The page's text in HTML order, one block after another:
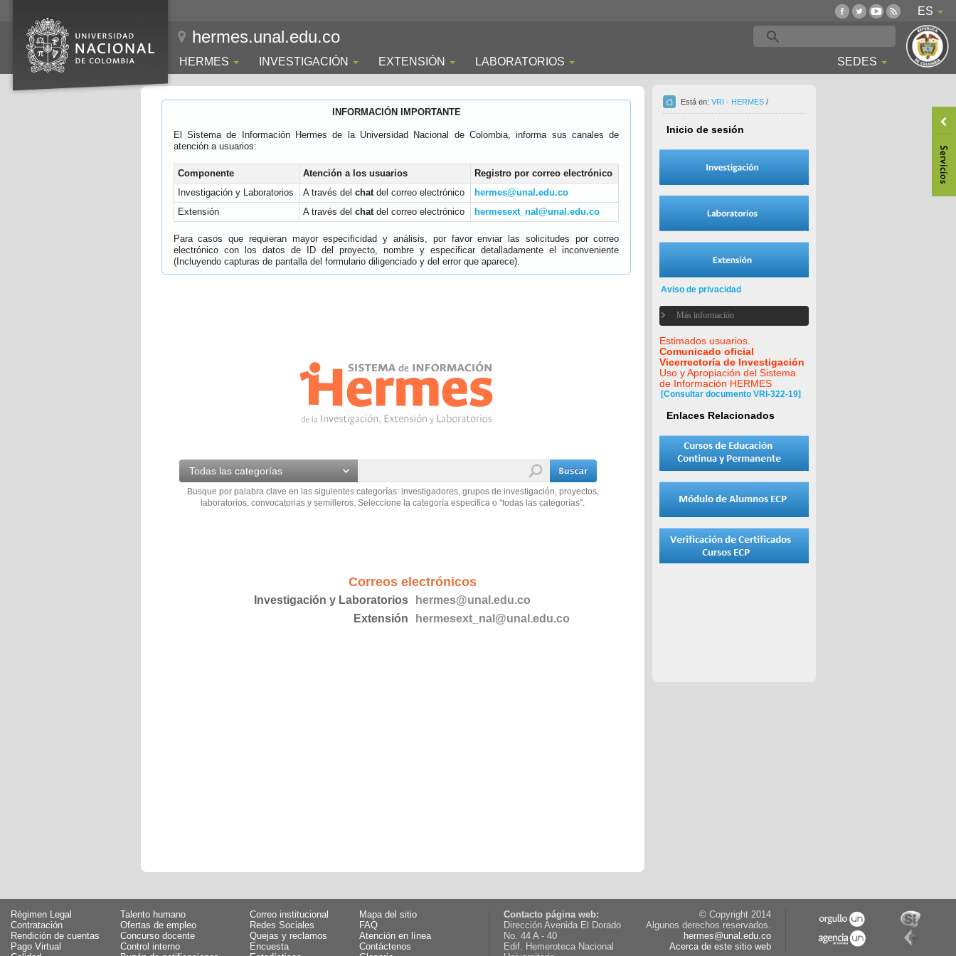
ES
hermes.unal.edu.co
HERMES INVESTIGACIÓN EXTENSIÓN LABORATORIOS SEDES
INFORMACIÓN IMPORTANTE
El Sistema de Información Hermes de la Universidad Nacional de Colombia, informa sus canales de
atención a usuarios:
Componente Atención a los usuarios
Registro por correo electrónico
Investigación y Laboratorios
A través del chatdel correo electrónico
hermes@unal.edu.co
Extensión
A través del chatdel correo electrónico hermesext_nal@unal.edu.co
Para casos que requieran mayor especificidad y análisis, por favor enviar las solicitudes por correo
electrónico con los datos de ID del proyecto, nombre y especificar detalladamente el inconveniente
(Incluyendo capturas de pantalla del formulario diligenciado y del error que aparece).
Todas las categorías
Busque por palabra clave en las siguientes categorías: investigadores, grupos de investigación, proyectos,
laboratorios, convocatorias y semilleros. Seleccione la categoría especifica o "todas las categorías".
Correos electrónicos
Investigación y Laboratorios
hermes@unal.edu.co
Extensión
hermesext_nal@unal.edu.co
Está en: VRI - HERMES /
Inicio de sesión
Aviso de privacidad
Más información
Estimados usuarios.
Comunicado oficial
Vicerrectoría de Investigación
Uso y Apropiación del Sistema
de Información HERMES
[Consultar documento VRI-322-19]
Enlaces Relacionados
Régimen Legal
Talento humano
Contratación
Ofertas de empleo
Rendición de cuentas
Concurso docente
Pago Virtual
Control interno
Correo institucional
Mapa del sitio
Redes Sociales
FAQ
Quejas y reclamos
Atención en línea
Encuesta
Contáctenos
Contacto página web:
Dirección Avenida El Dorado
No. 44 A - 40
Edif. Hemeroteca Nacional
© Copyright 2014
Algunos derechos reservados.
hermes@unal.edu.co
Acerca de este sitio web